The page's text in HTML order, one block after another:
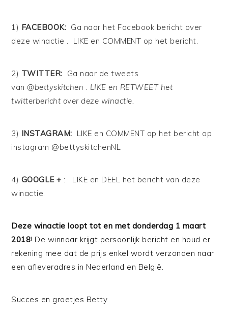
1) FACEBOOK: Ga naar het Facebook bericht over
deze winactie . LIKE en COMMENT op het bericht.
2) TWITTER: Ga naar de tweets
van @bettyskitchen . LIKE en RETWEET het
twitterbericht over deze winactie.
3) INSTAGRAM: LIKE en COMMENT op het bericht op
instagram @bettyskitchenNL
4) GOOGLE + : LIKE en DEEL het bericht van deze
winactie.
Deze winactie loopt tot en met donderdag 1 maart
2018! De winnaar krijgt persoonlijk bericht en houd er
rekening mee dat de prijs enkel wordt verzonden naar
een afleveradres in Nederland en België.
Succes en groetjes Betty